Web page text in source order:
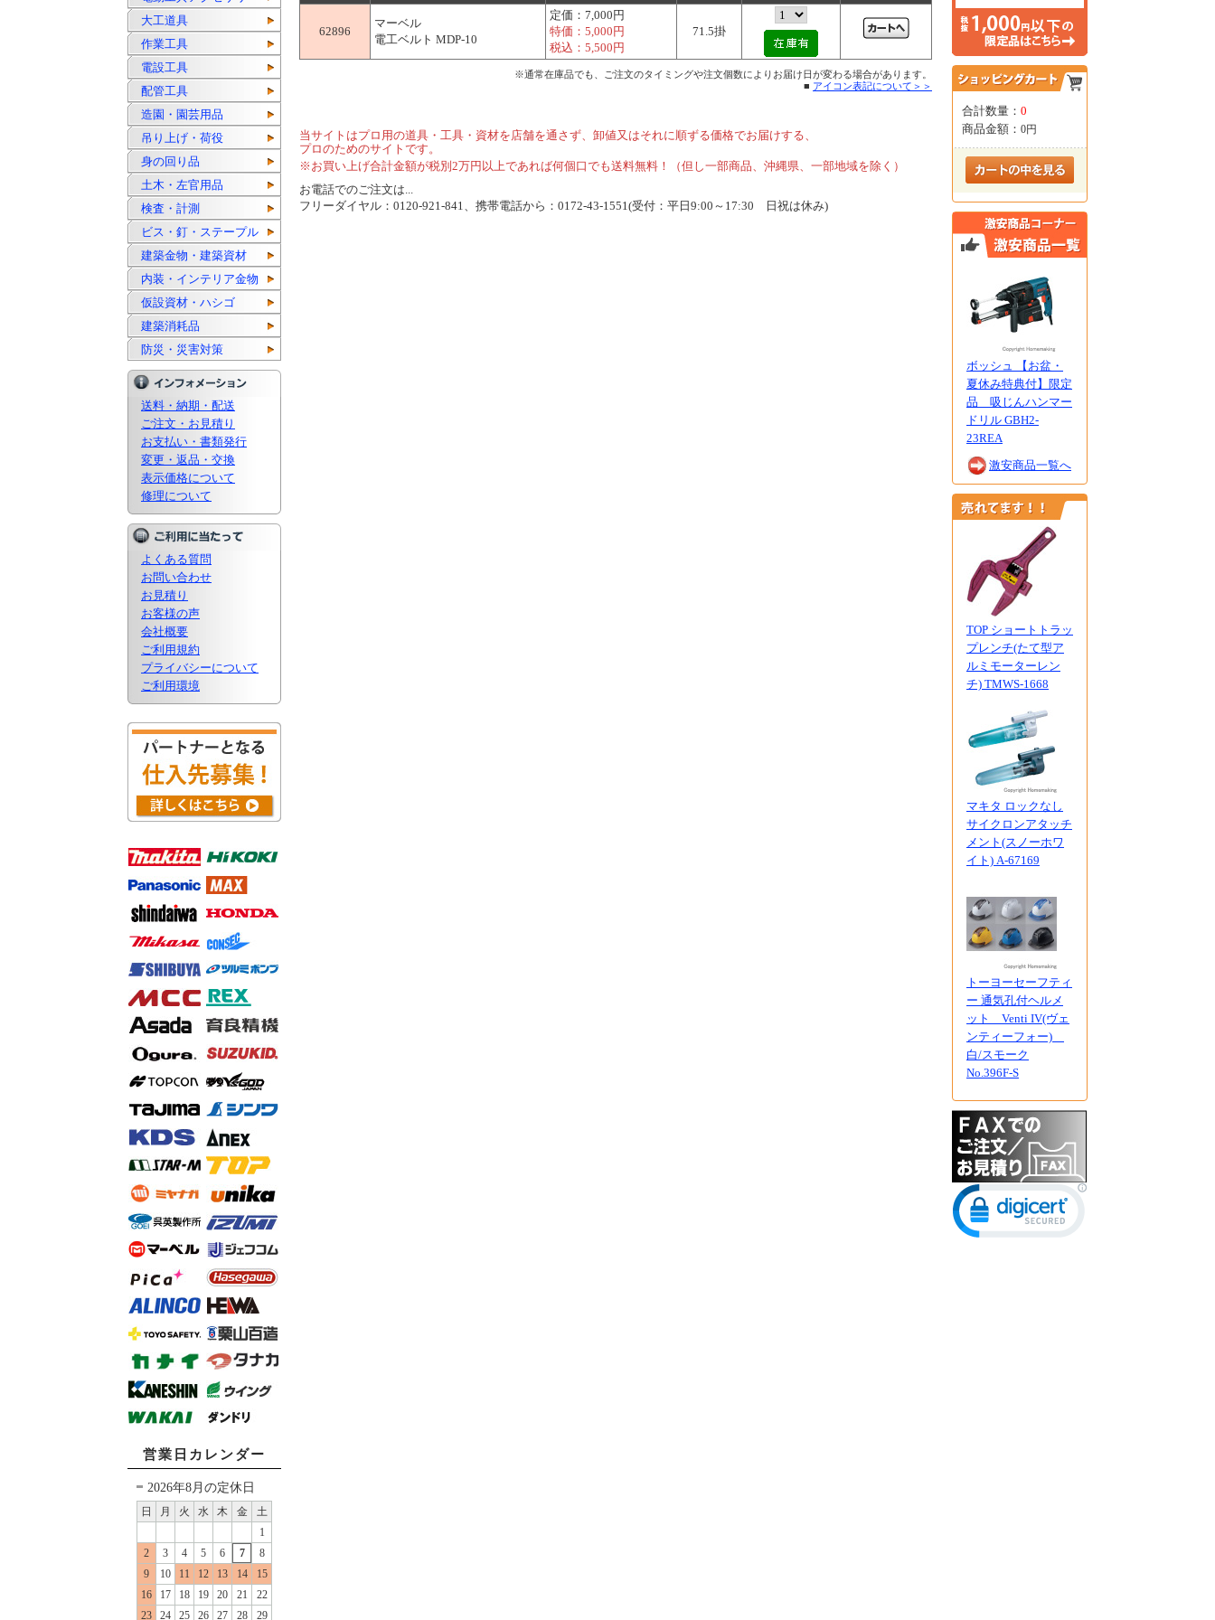
大工道具
作業工具
電設工具
配管工具
造園・園芸用品
吊り上げ・荷役
身の回り品
土木・左官用品
検査・計測
ビス・釘・ステープル
建築金物・建築資材
内装・インテリア金物
仮設資材・ハシゴ
建築消耗品
防災・災害対策
送料・納期・配送
ご注文・お見積り
お支払い・書類発行
変更・返品・交換
表示価格について
修理について
よくある質問
お問い合わせ
お見積り
お客様の声
会社概要
ご利用規約
プライバシーについて
ご利用環境
営業日カレンダー
2026年8月の定休日
日 月 火 水 木 金
土
1
2
3 4 5 6 7
8
9
10 11 12 13 14
15
16
17 18 19 20 21
22
23
24 25 26 27 28 29
62896
マーベル
電工ベルト MDP-10
定価： 7,000円
特価： 5,000円
税込： 5,500円
71.5掛
※通常在庫品でも、ご注文のタイミングや注文個数によりお届け日が変わる場合があります。
■ アイコン表記について＞＞
当サイトはプロ用の道具・工具・資材を店舗を通さず、卸値又はそれに順ずる価格でお届けする、
プロのためのサイトです。
※お買い上げ合計金額が税別2万円以上であれば何個口でも送料無料！（但し一部商品、沖縄県、一部地域を除く）
お電話でのご注文は...
フリーダイヤル：0120-921-841、携帯電話から：0172-43-1551(受付：平日9:00～17:30 日祝は休み)
合計数量： 0
商品金額： 0円
ボッシュ 【お盆・
夏休み特典付】限定
品 吸じんハンマー
ドリル GBH2-
23REA
激安商品一覧へ
TOP ショートトラッ
プレンチ(たて型ア
ルミモーターレン
チ) TMWS-1668
マキタ ロックなし
サイクロンアタッチ
メント(スノーホワ
イト) A-67169
トーヨーセーフティ
ー 通気孔付ヘルメ
ット Venti IV(ヴェ
ンティーフォー)
白/スモーク
No.396F-S